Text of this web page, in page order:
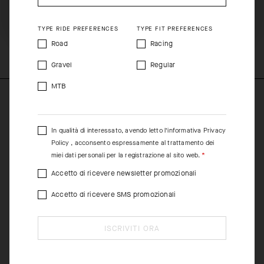
traspirabilità.
COMPOSITION
73%Polyamide 27%Elastane
TYPE RIDE PREFERENCES
Road
Gravel
MTB
TYPE FIT PREFERENCES
Racing
Regular
In qualità di interessato, avendo letto l’informativa Privacy
Policy , acconsento espressamente al trattamento dei
miei dati personali per la registrazione al sito web.
Accetto di ricevere newsletter promozionali
Accetto di ricevere SMS promozionali
ISCRIVITI ORA